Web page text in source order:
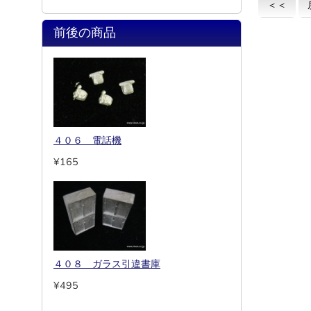
＜＜
前後の商品
４０６ 電話機
¥165
４０８ ガラス引違書庫
¥495